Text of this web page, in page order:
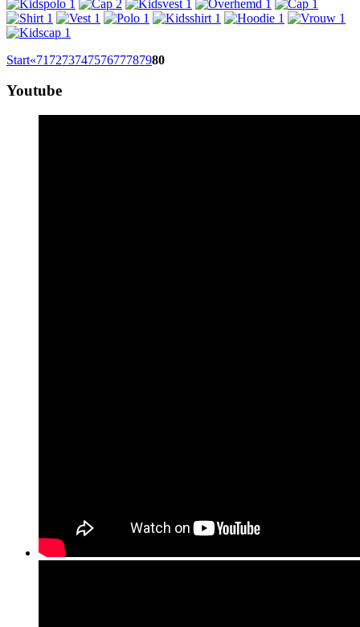
Start«71 727374757677787980
Youtube